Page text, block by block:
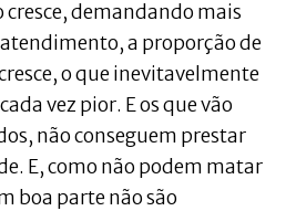
demandando mais
a proporção de
o que inevitavelmente
vez pior. E os que vão
não conseguem prestar
E, como não podem matar
boa parte não são